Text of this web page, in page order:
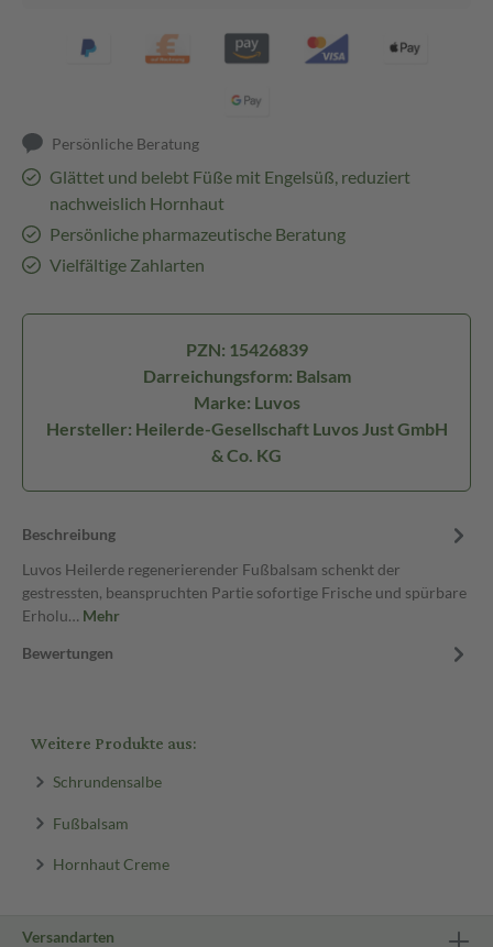
Persönliche Beratung
Glättet und belebt Füße mit Engelsüß, reduziert
nachweislich Hornhaut
Persönliche pharmazeutische Beratung
Vielfältige Zahlarten
PZN: 15426839
Darreichungsform: Balsam
Marke: Luvos
Hersteller: Heilerde-Gesellschaft Luvos Just GmbH
& Co. KG
Beschreibung
Luvos Heilerde regenerierender Fußbalsam schenkt der
gestressten, beanspruchten Partie sofortige Frische und spürbare
Erholu… Mehr
Bewertungen
Weitere Produkte aus:
Schrundensalbe
Fußbalsam
Hornhaut Creme
Versandarten